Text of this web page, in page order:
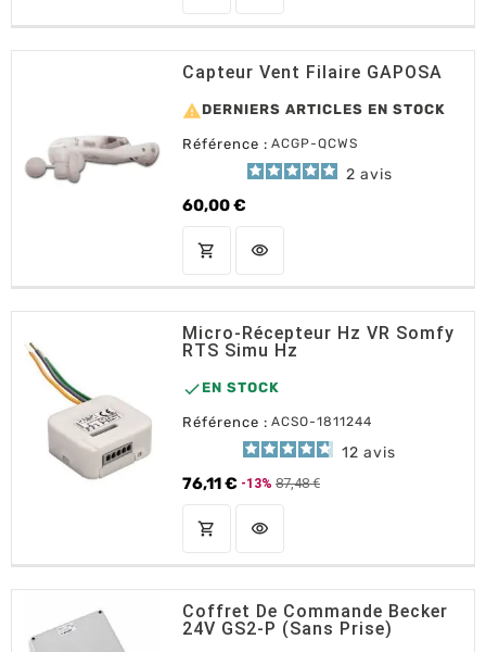
Capteur Vent Filaire GAPOSA
 DERNIERS ARTICLES EN STOCK
Référence : ACGP-QCWS
2 avis
60,00 €
Prix
shopping_cart AJOUTER AU PANIER
visibility
Micro-Récepteur Hz VR Somfy
RTS Simu Hz
 EN STOCK
Référence : ACSO-1811244
12avis
76,11 €
Prix de base
-13% 87,48 €
Prix
shopping_cart AJOUTER AU PANIER
visibility
Coffret De Commande Becker
24V GS2-P (sans Prise)